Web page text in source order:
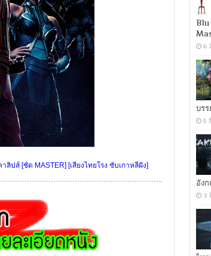
ลิปส์ [ชัด MASTER] [เสียงไทยโรง ซับเกาหลีฝัง]
6
บร
5
อัง
3